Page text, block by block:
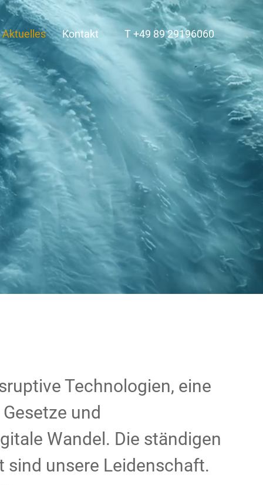
Aktuelles Kontakt T +49 89 29196060
Technologien, eine
und
Wandel. Die ständigen
unsere Leidenschaft.